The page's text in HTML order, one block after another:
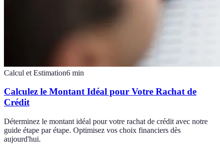
Calcul et Estimation6 min
Calculez le Montant Idéal pour Votre Rachat de
Crédit
Déterminez le montant idéal pour votre rachat de crédit avec notre
guide étape par étape. Optimisez vos choix financiers dès
aujourd'hui.